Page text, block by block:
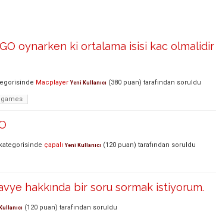
oynarken ki ortalama isisi kac olmalidir
Macplayer Yeni Kullanıcı (380 puan) tarafından soruldu
games
kategorisinde çapalı Yeni Kullanıcı (120 puan) tarafından soruldu
hakkında bir soru sormak istiyorum.
(120 puan) tarafından soruldu